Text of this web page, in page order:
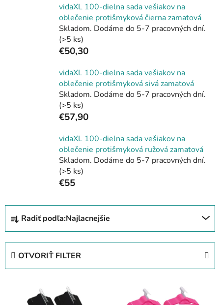
vidaXL 100-dielna sada vešiakov na
oblečenie protišmyková čierna zamatová
Skladom. Dodáme do 5-7 pracovných dní.
(>5 ks)
€50,30
vidaXL 100-dielna sada vešiakov na
oblečenie protišmyková sivá zamatová
Skladom. Dodáme do 5-7 pracovných dní.
(>5 ks)
€57,90
vidaXL 100-dielna sada vešiakov na
oblečenie protišmyková ružová zamatová
Skladom. Dodáme do 5-7 pracovných dní.
(>5 ks)
€55
R
d
Radiť podľa:Najlacnejšie
OTVORIŤ FILTER